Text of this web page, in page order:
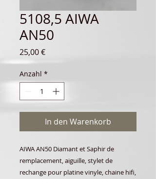
5108,5 AIWA
AN50
25,00 €Preis
Anzahl *
In den Warenkorb
AIWA AN50 Diamant et Saphir de
remplacement, aiguille, stylet de
rechange pour platine vinyle, chaine hifi,